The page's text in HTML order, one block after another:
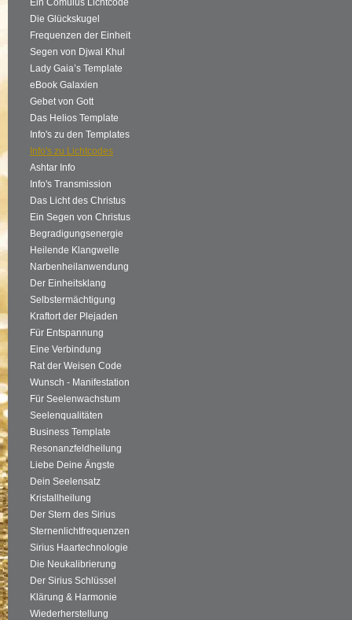
Ein Comulus Lichtcode
Die Glückskugel
Frequenzen der Einheit
Segen von Djwal Khul
Lady Gaia’s Template
eBook Galaxien
Gebet von Gott
Das Helios Template
Info's zu den Templates
Info's zu Lichtcodes
Ashtar Info
Info's Transmission
Das Licht des Christus
Ein Segen von Christus
Begradigungsenergie
Heilende Klangwelle
Narbenheilanwendung
Der Einheitsklang
Selbstermächtigung
Kraftort der Plejaden
Für Entspannung
Eine Verbindung
Rat der Weisen Code
Wunsch - Manifestation
Für Seelenwachstum
Seelenqualitäten
Business Template
Resonanzfeldheilung
Liebe Deine Ängste
Dein Seelensatz
Kristallheilung
Der Stern des Sirius
Sternenlichtfrequenzen
Sirius Haartechnologie
Die Neukalibrierung
Der Sirius Schlüssel
Klärung & Harmonie
Wiederherstellung